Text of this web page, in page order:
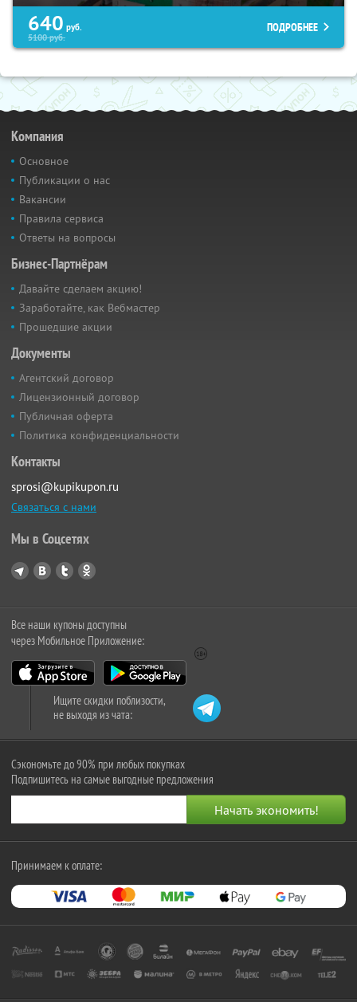
640 руб.
5100руб.
ПОДРОБНЕЕ
Компания
Основное
Публикации о нас
Вакансии
Правила сервиса
Ответы на вопросы
Бизнес-Партнёрам
Давайте сделаем акцию!
Заработайте, как Вебмастер
Прошедшие акции
Документы
Агентский договор
Лицензионный договор
Публичная оферта
Политика конфиденциальности
Контакты
sprosi@kupikupon.ru
Связаться с нами
Мы в Соцсетях
Все наши купоны доступны
через Мобильное Приложение:
Ищите скидки поблизости,
не выходя из чата:
Сэкономьте до 90% при любых покупках
Подпишитесь на самые выгодные предложения
Принимаем к оплате: